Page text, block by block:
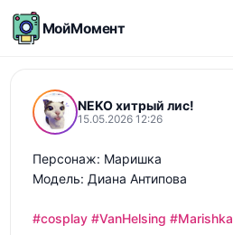
МойМомент
NEKO хитрый лис!
15.05.2026 12:26
Персонаж: Маришка
Модель: Диана Антипова
#cosplay #VanHelsing #Marishka